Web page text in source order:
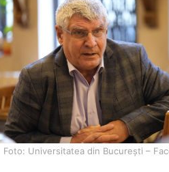
Foto: Universitatea din București –